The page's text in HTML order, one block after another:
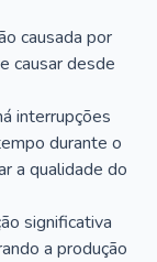
causada por
causar desde
interrupções
durante o
a qualidade do
significativa
a produção